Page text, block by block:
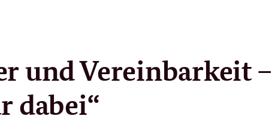
und Vereinbarkeit –
dabei“